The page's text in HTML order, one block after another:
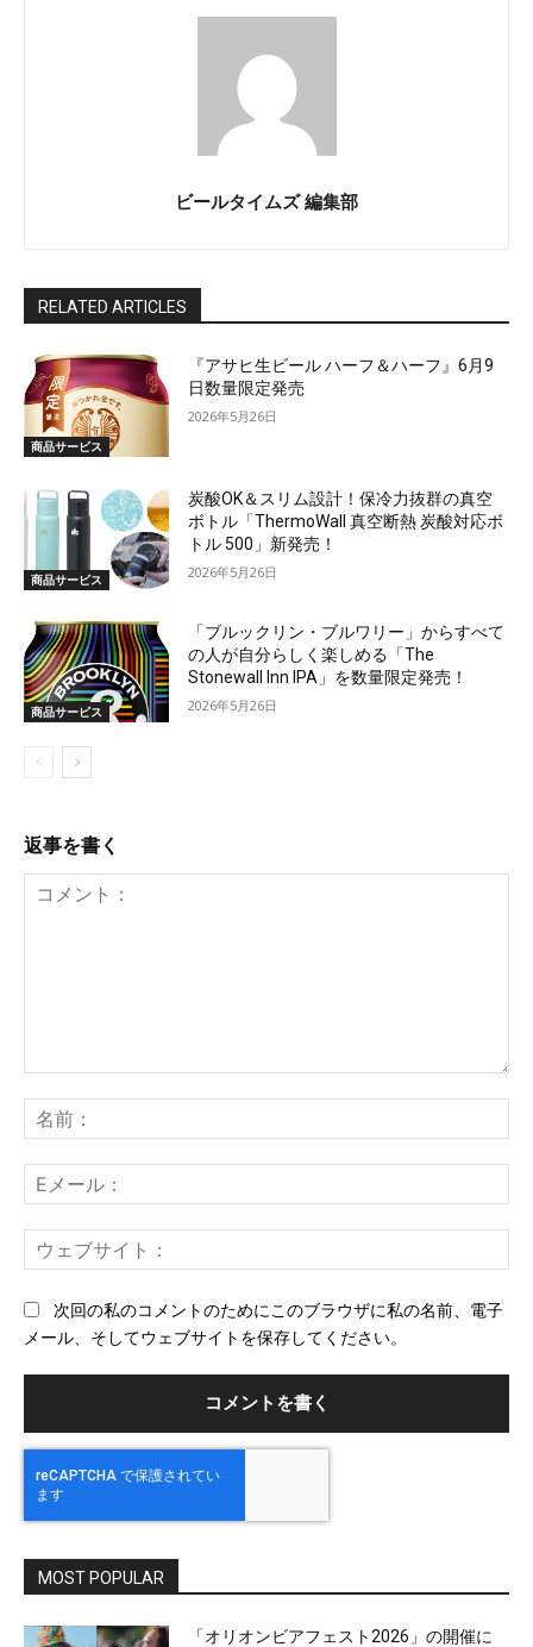
ビールタイムズ 編集部
RELATED ARTICLES
商品サービス
『アサヒ生ビール ハーフ＆ハーフ』6月9
日数量限定発売
2026年5月26日
商品サービス
炭酸OK＆スリム設計！保冷力抜群の真空
ボトル「ThermoWall 真空断熱 炭酸対応ボ
トル 500」新発売！
2026年5月26日
商品サービス
「ブルックリン・ブルワリー」からすべて
の人が自分らしく楽しめる「The
Stonewall Inn IPA」を数量限定発売！
2026年5月26日
返事を書く
ン
ト：
前
メ
ー
ェ
次回の私のコメントのためにこのブラウザに私の名前、電子
メール、そしてウェブサイトを保存してください。
MOST POPULAR
「オリオンビアフェスト2026」の開催に